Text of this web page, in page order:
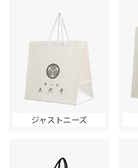
ジャストニーズ